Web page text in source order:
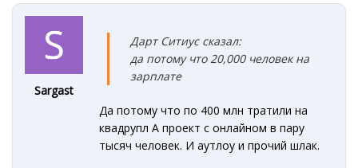
Sargast
Дарт Ситиус сказал:
да потому что 20,000 человек на
зарплате
Да потому что по 400 млн тратили на
квадрупл А проект с онлайном в пару
тысяч человек. И аутлоу и прочий шлак.